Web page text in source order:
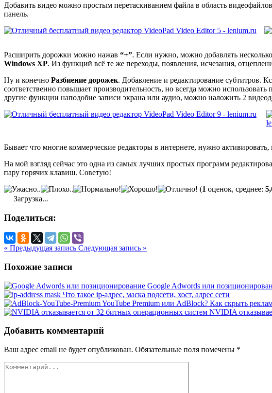
Добавить видео можно простым перетаскиванием файла в область
панель.
Расширить дорожки можно нажав “+”. Если нужно, можно добавлять
Windows XP. Из функций всё те же переходы, появления, исчезания,
Ну и конечно Разбиение дорожек. Добавление и редактирование субтитров.
соответственно повышает производительность, но всегда можно
другие функции наподобие записи экрана или аудио, можно наложить 2
Бывает что многие коммерческие редакторы в интернете, нужно
На мой взгляд сейчас это одна из самых лучших простых программ
пару горячих клавиш. Советую!
(1 оценок, среднее:
Загрузка...
Поделиться:
« Предыдущая запись Следующая запись »
Похожие записи
Google Adwords или
Что такое ip-адрес, маска подсети, хост, адрес сети
YouTube Premium или AdBlock? Как скрыть
NVIDIA
Добавить комментарий
Ваш адрес email не будет опубликован. Обязательные поля помечены *